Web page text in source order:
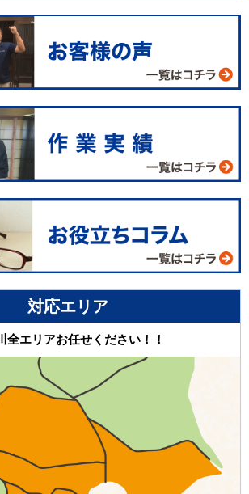
対応エリア
全エリアお任せください！！